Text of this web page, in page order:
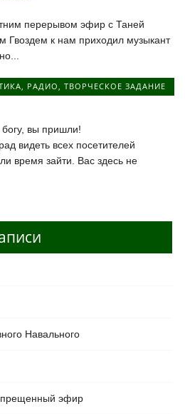
перерывом эфир с Таней
Гвоздем к нам приходил музыкант
, РАДИО, ТВОРЧЕСКОЕ ЗАДАНИЕ
вы пришли!
время зайти. Вас здесь не
Навального
эфир